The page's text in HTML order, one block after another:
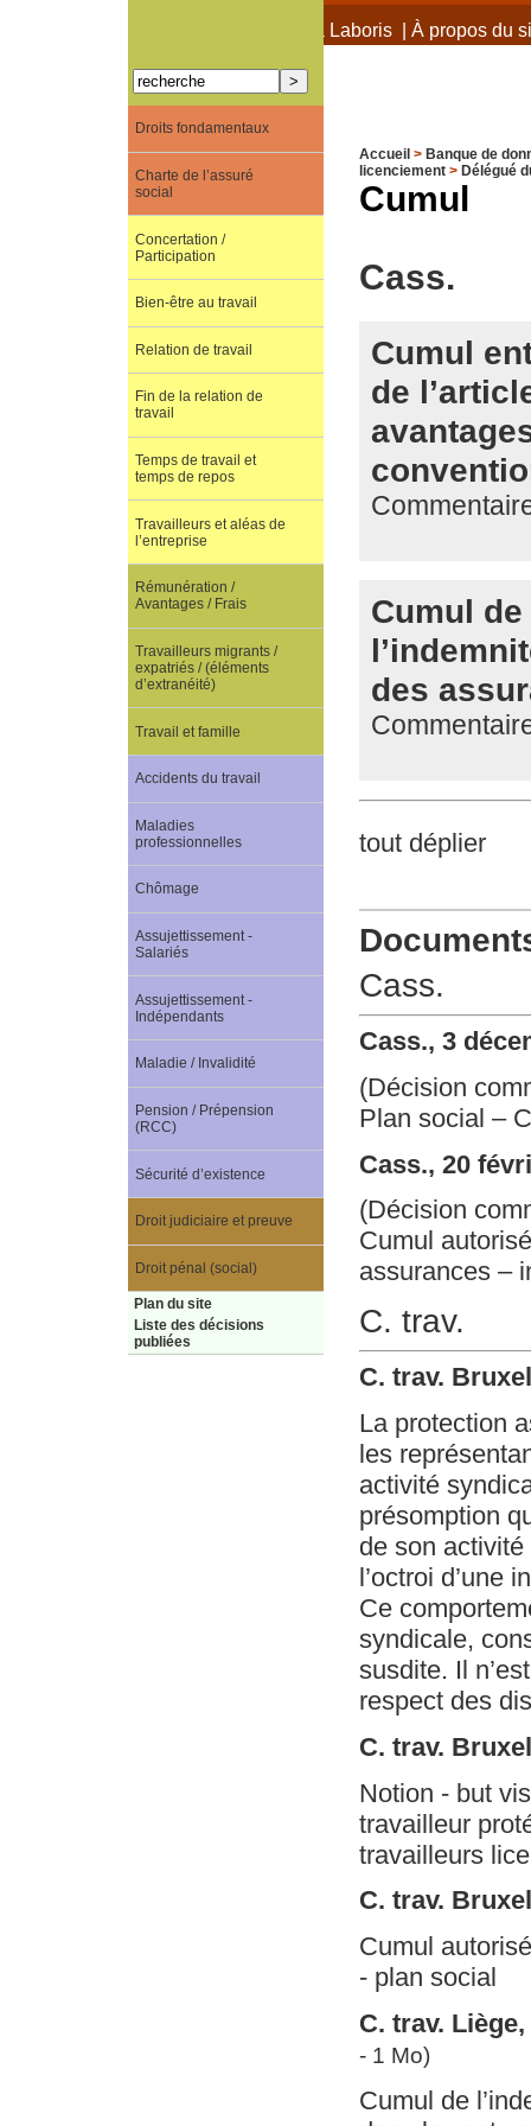
À propos de Terra Laboris| À propos du
Accueil > Banque de
licenciement> Délégué
Cumul
Cass.
Cumul
de
Cumul
des
tout déplier
Cass.
Cass., 3
(Décision
Plan social –
Cass., 20
(Décision
Cumul
assurances –
C. trav.
C. trav.
La protection
les
activité
présomption
de son
l’octroi d’une
Ce
syndicale,
susdite. Il
respect des
C. trav.
Notion - but
travailleur
travailleurs
C. trav.
Cumul
- plan social
C. trav.
- 1 Mo)
Cumul de
Droits fondamentaux
Charte de l’assuré
social
Concertation /
Participation
Bien-être au travail
Relation de travail
Fin de la relation de
travail
Temps de travail et
temps de repos
Travailleurs et aléas de
l’entreprise
Rémunération /
Avantages / Frais
Travailleurs migrants /
expatriés / (éléments
d’extranéité)
Travail et famille
Accidents du travail
Maladies
professionnelles
Chômage
Assujettissement -
Salariés
Assujettissement -
Indépendants
Maladie / Invalidité
Pension / Prépension
(RCC)
Sécurité d’existence
Droit judiciaire et preuve
Droit pénal (social)
Plan du site
Liste des décisions
publiées